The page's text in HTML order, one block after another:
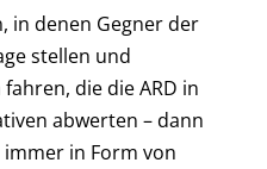
in denen Gegner der
stellen und
die die ARD in
abwerten – dann
in Form von